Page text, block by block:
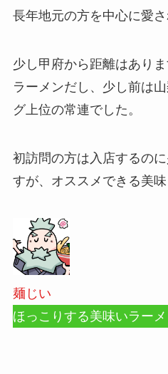
長年地元の方を中心に愛さ
少し甲府から距離はあり
ラーメンだし、少し前は
グ上位の常連でした。
初訪問の方は入店するの
すが、オススメできる美味
麺じい
ほっこりする美味いラー